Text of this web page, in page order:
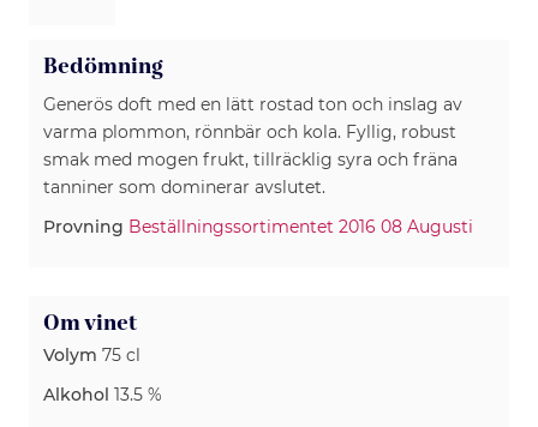
Bedömning
Generös doft med en lätt rostad ton och inslag av
varma plommon, rönnbär och kola. Fyllig, robust
smak med mogen frukt, tillräcklig syra och fräna
Provning Beställningssortimentet 2016 08 Augusti
Om vinet
Volym 75 cl
Alkohol 13.5 %